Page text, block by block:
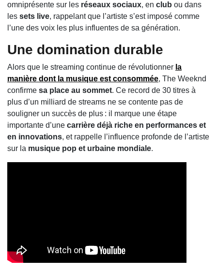
omniprésente sur les réseaux sociaux, en club ou dans
les sets live, rappelant que l’artiste s’est imposé comme
l’une des voix les plus influentes de sa génération.
Une domination durable
Alors que le streaming continue de révolutionner la
manière dont la musique est consommée, The Weeknd
confirme sa place au sommet. Ce record de 30 titres à
plus d’un milliard de streams ne se contente pas de
souligner un succès de plus : il marque une étape
importante d’une carrière déjà riche en performances et
en innovations, et rappelle l’influence profonde de l’artiste
sur la musique pop et urbaine mondiale.